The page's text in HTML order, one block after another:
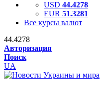
USD 44.4278
EUR 51.3281
Все курсы валют
44.4278
Авторизация
Поиск
UA